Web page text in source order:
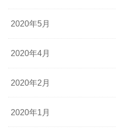
2020年5月
2020年4月
2020年2月
2020年1月